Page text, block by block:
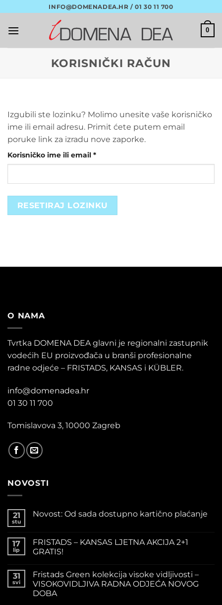
content
INFO@DOMENADEA.HR / 01 30 11 700
0
KORISNIČKI RAČUN
Izgubili ste lozinku? Molimo unesite vaše korisničko
ime ili email adresu. Primit ćete putem email
poruke link za izradu nove zaporke.
Korisničko ime ili email *Obavezno
RESETIRAJ LOZINKU
O NAMA
Tvrtka DOMENA DEA glavni je regionalni zastupnik
vodećih EU proizvođača u branši profesionalne
radne odjeće – FRISTADS, KANSAS i KÜBLER.
info@domenadea.hr
01 30 11 700
Tomislavova 3, 10000 Zagreb
NOVOSTI
21
stu
Novost: Od sada dostupno kartično plaćanje
17
lip
FRISTADS – KANSAS LJETNA AKCIJA 2+1
GRATIS!
31
svi
Fristads Green kolekcija visoke vidljivosti –
VISOKOVIDLJIVA RADNA ODJEĆA NOVOG
DOBA